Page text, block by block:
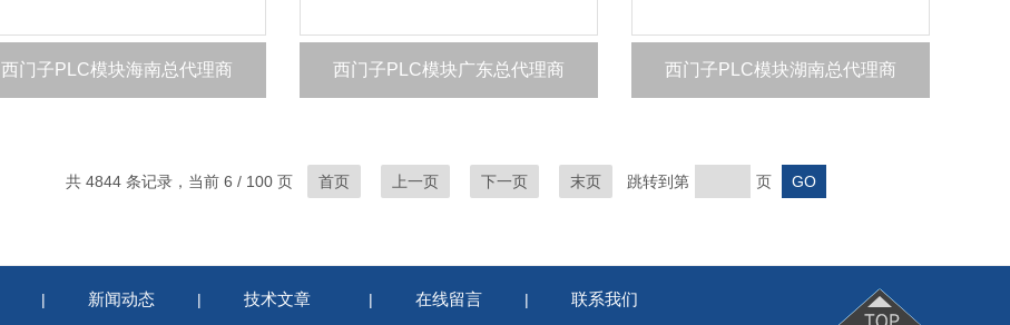
西门子PLC模块海南总代理商 西门子PLC模块广东总代理商 西门子PLC模块湖南总代理商
共 4844 条记录，当前 6 / 100 页 首页 上一页 下一页 末页 跳转到第 页
| 新闻动态 | 技术文章 | 在线留言 | 联系我们